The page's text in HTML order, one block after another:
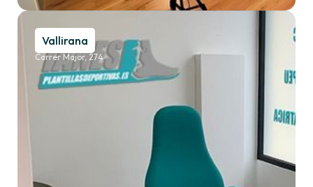
Vallirana
Carrer Major, 274